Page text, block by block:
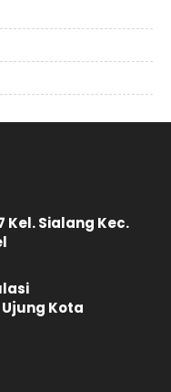
Kel. Sialang Kec.
Ujung Kota